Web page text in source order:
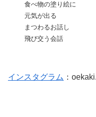
食べ物の塗り絵に
元気が出る
まつわるお話し
飛び交う会話
インスタグラム ：